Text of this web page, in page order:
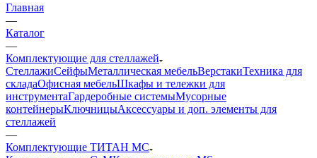
Главная
—
Каталог
—
Комплектующие для стеллажей
СтеллажиСейфыМеталлическая мебельВерстакиТехника для
складаОфисная мебельШкафы и тележки для
инструментаГардеробные системыМусорные
контейнерыКлючницыАксессуары и доп. элементы для
стеллажей
—
Комплектующие ТИТАН МС